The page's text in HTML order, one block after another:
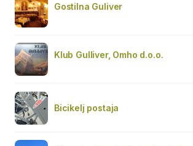
Gostilna Guliver
Klub Gulliver, Omho d.o.o.
Bicikelj postaja